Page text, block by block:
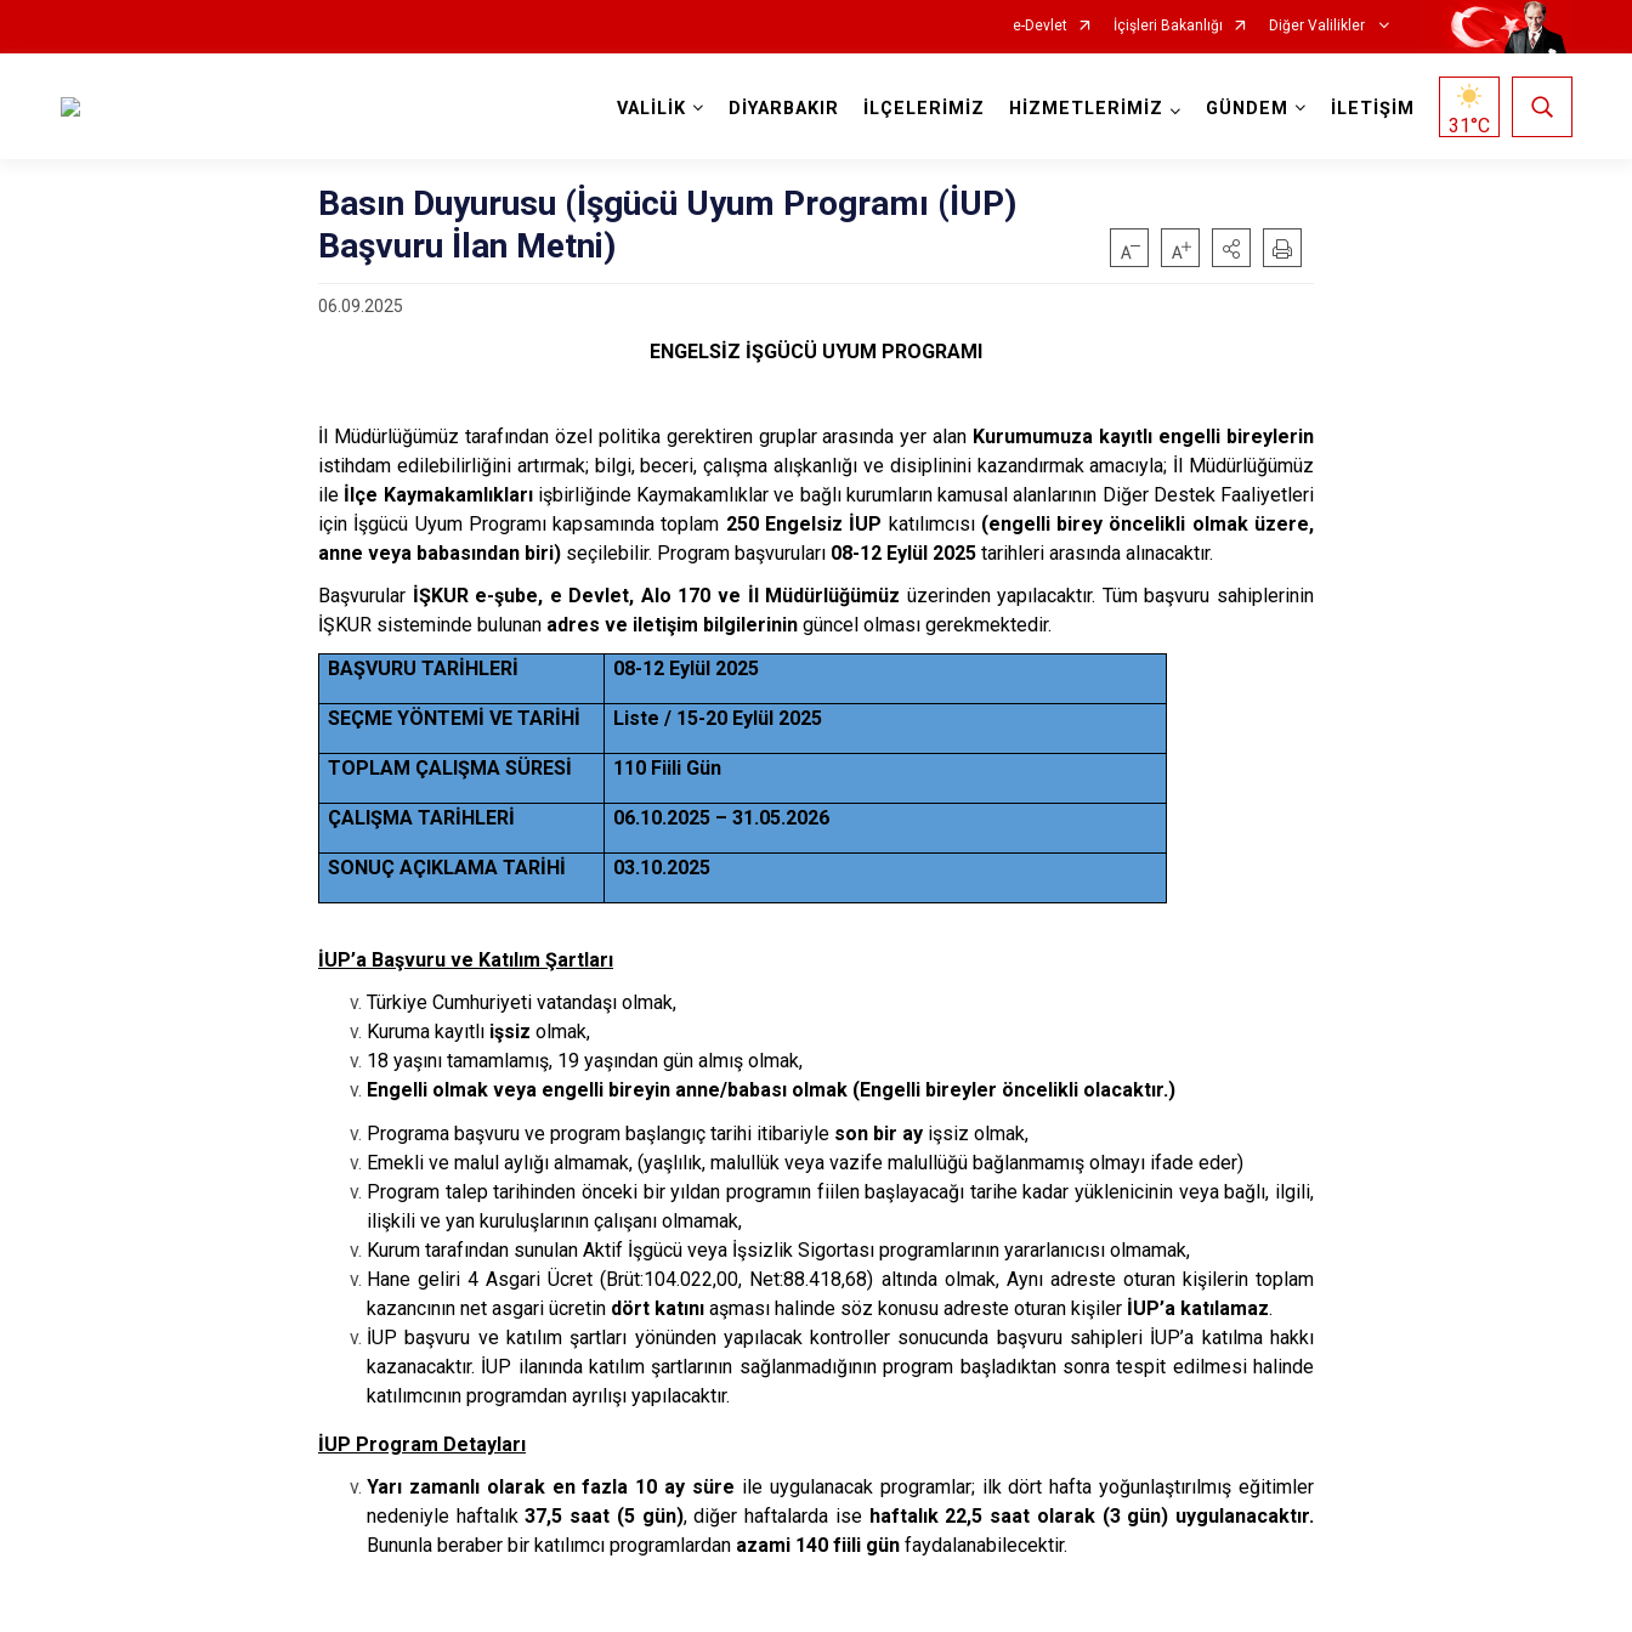
e-Devlet İçişleri Bakanlığı Diğer Valilikler
VALİLİK DİYARBAKIR İLÇELERİMİZ HİZMETLERİMİZ GÜNDEM İLETİŞİM
31°C
Basın Duyurusu (İşgücü Uyum Programı (İUP)
Başvuru İlan Metni)
06.09.2025
ENGELSİZ İŞGÜCÜ UYUM PROGRAMI
İl Müdürlüğümüz tarafından özel politika gerektiren gruplar arasında yer alan Kurumumuza kayıtlı engelli bireylerin
istihdam edilebilirliğini artırmak; bilgi, beceri, çalışma alışkanlığı ve disiplinini kazandırmak amacıyla; İl Müdürlüğümüz
ile İlçe Kaymakamlıklarıişbirliğinde Kaymakamlıklar ve bağlı kurumların kamusal alanlarının Diğer Destek Faaliyetleri
için İşgücü Uyum Programı kapsamında toplam 250 Engelsiz İUP katılımcısı (engelli birey öncelikli olmak üzere,
anne veya babasından biri) seçilebilir. Program başvuruları 08-12 Eylül 2025 tarihleri arasında alınacaktır.
Başvurular İŞKUR e-şube, e Devlet, Alo 170 ve İl Müdürlüğümüz üzerinden yapılacaktır. Tüm başvuru sahiplerinin
İŞKUR sisteminde bulunan adres ve iletişim bilgilerinin güncel olması gerekmektedir.
BAŞVURU TARİHLERİ
08-12 Eylül 2025
SEÇME YÖNTEMİ VE TARİHİ Liste / 15-20 Eylül 2025
TOPLAM ÇALIŞMA SÜRESİ 110 Fiili Gün
ÇALIŞMA TARİHLERİ 06.10.2025 – 31.05.2026
SONUÇ AÇIKLAMA TARİHİ 03.10.2025
İUP’a Başvuru ve Katılım Şartları
Türkiye Cumhuriyeti vatandaşı olmak,
Kuruma kayıtlı işsiz olmak,
18 yaşını tamamlamış, 19 yaşından gün almış olmak,
Engelli olmak veya engelli bireyin anne/babası olmak (Engelli bireyler öncelikli olacaktır.)
Programa başvuru ve program başlangıç tarihi itibariyle son bir ay işsiz olmak,
Emekli ve malul aylığı almamak, (yaşlılık, malullük veya vazife malullüğü bağlanmamış olmayı ifade eder)
Program talep tarihinden önceki bir yıldan programın fiilen başlayacağı tarihe kadar yüklenicinin veya bağlı, ilgili,
ilişkili ve yan kuruluşlarının çalışanı olmamak,
Kurum tarafından sunulan Aktif İşgücü veya İşsizlik Sigortası programlarının yararlanıcısı olmamak,
Hane geliri 4 Asgari Ücret (Brüt:104.022,00, Net:88.418,68) altında olmak, Aynı adreste oturan kişilerin toplam
kazancının net asgari ücretin dört katını aşması halinde söz konusu adreste oturan kişiler İUP’a katılamaz.
İUP başvuru ve katılım şartları yönünden yapılacak kontroller sonucunda başvuru sahipleri İUP’a katılma hakkı
kazanacaktır. İUP ilanında katılım şartlarının sağlanmadığının program başladıktan sonra tespit edilmesi halinde
katılımcının programdan ayrılışı yapılacaktır.
İUP Program Detayları
Yarı zamanlı olarak en fazla 10 ay süre ile uygulanacak programlar; ilk dört hafta yoğunlaştırılmış eğitimler
nedeniyle haftalık37,5 saat (5 gün), diğer haftalarda ise haftalık 22,5 saat olarak (3 gün) uygulanacaktır.
Bununla beraber bir katılımcı programlardan azami 140 fiili gün faydalanabilecektir.